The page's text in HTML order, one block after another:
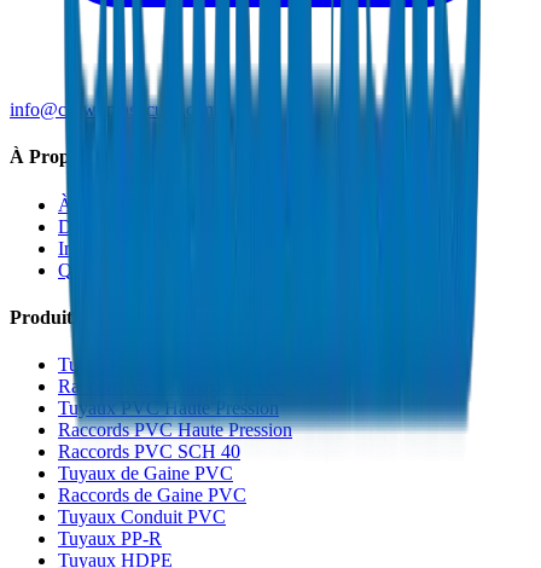
info@crownplasticuae.com
À Propos de Crown
À Propos
Durabilité
Innovation
Qualité et Certifications
Produits
Tuyaux de Drainage UPVC
Raccords de Drainage UPVC
Tuyaux PVC Haute Pression
Raccords PVC Haute Pression
Raccords PVC SCH 40
Tuyaux de Gaine PVC
Raccords de Gaine PVC
Tuyaux Conduit PVC
Tuyaux PP-R
Tuyaux HDPE